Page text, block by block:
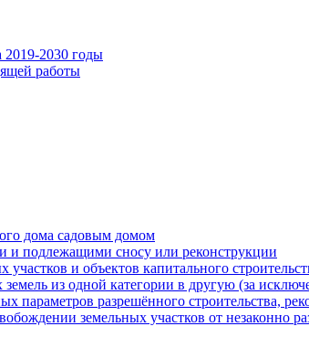
2019-2030 годы
работы
дома садовым домом
подлежащими сносу или реконструкции
и объектов капитального
из одной категории в другую (за
параметров разрешённого строительства,
земельных участков от незаконно